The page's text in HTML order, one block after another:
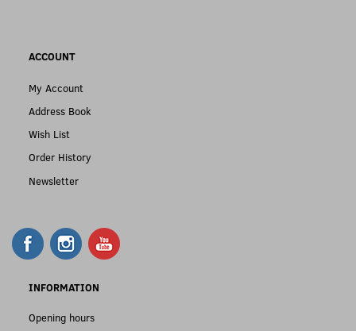
ACCOUNT
My Account
Address Book
Wish List
Order History
Newsletter
INFORMATION
Opening hours